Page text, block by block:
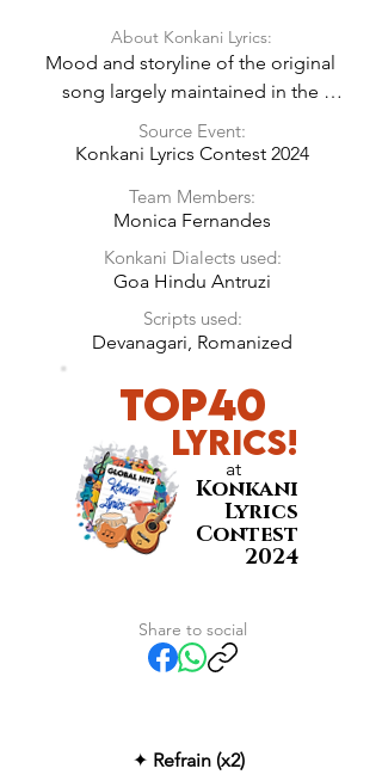
About Konkani Lyrics:
Mood and storyline of the original
song largely maintained in the
Konkani Lyrics.
Source Event:
Konkani Lyrics Contest 2024
Team Members:
Monica Fernandes
Konkani Dialects used:
Goa Hindu Antruzi
Scripts used:
Devanagari, Romanized
Top40
LyricS!
at
Konkani
Lyrics
Contest
2024
Share to social
✦ Refrain (x2)